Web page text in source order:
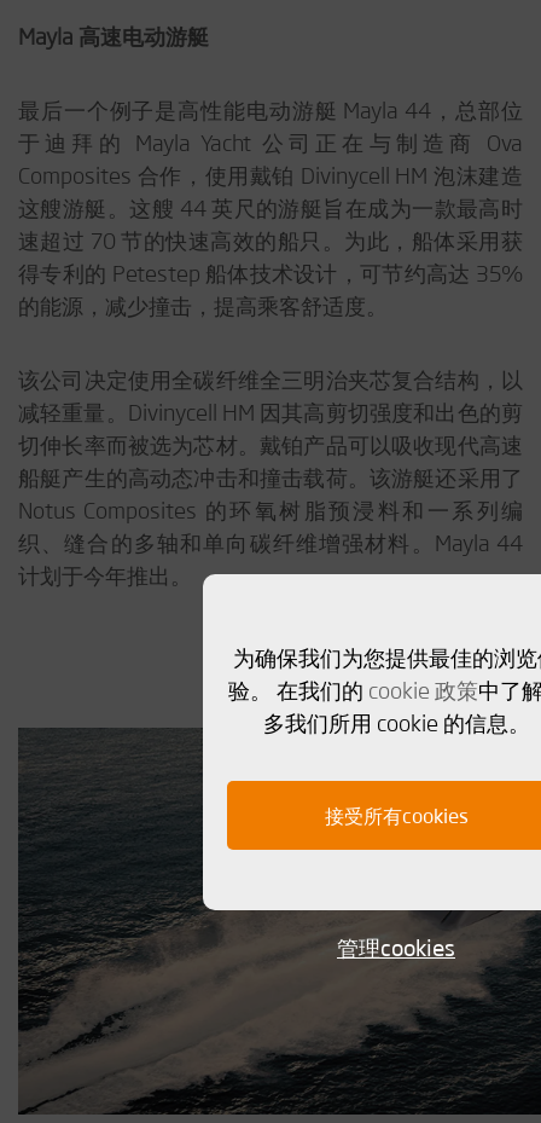
Mayla 高速电动游艇
最后一个例子是高性能电动游艇 Mayla 44，总部位
于迪拜的 Mayla Yacht 公司正在与制造商 Ova
Composites 合作，使用戴铂 Divinycell HM 泡沫建造
这艘游艇。这艘 44 英尺的游艇旨在成为一款最高时
速超过 70 节的快速高效的船只。为此，船体采用获
得专利的 Petestep 船体技术设计，可节约高达 35%
的能源，减少撞击，提高乘客舒适度。
该公司决定使用全碳纤维全三明治夹芯复合结构，以
减轻重量。Divinycell HM 因其高剪切强度和出色的剪
切伸长率而被选为芯材。戴铂产品可以吸收现代高速
船艇产生的高动态冲击和撞击载荷。该游艇还采用了
Notus Composites 的环氧树脂预浸料和一系列编
织、缝合的多轴和单向碳纤维增强材料。Mayla 44
计划于今年推出。
为确保我们为您提供最佳的浏
验。 在我们的 cookie 政策中了
多我们所用 cookie 的信息。
接受所有cookies
管理cookies